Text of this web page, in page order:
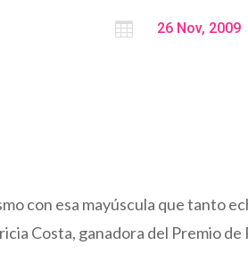
 26 Nov, 2009
con esa mayúscula que tanto
Costa, ganadora del Premio